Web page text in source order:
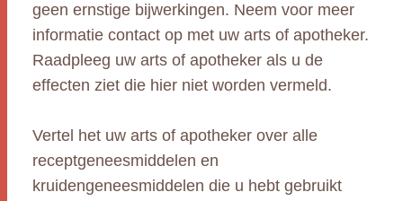
geen ernstige bijwerkingen. Neem voor meer
informatie contact op met uw arts of apotheker.
Raadpleeg uw arts of apotheker als u de
effecten ziet die hier niet worden vermeld.
Vertel het uw arts of apotheker over alle
receptgeneesmiddelen en
kruidengeneesmiddelen die u hebt gebruikt